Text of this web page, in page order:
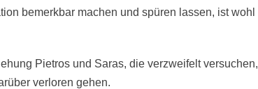
bemerkbar machen und spüren lassen, ist wohl
Pietros und Saras, die verzweifelt versuchen,
verloren gehen.